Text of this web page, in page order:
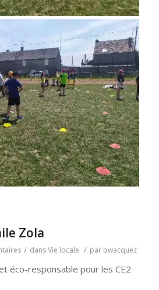
Zola
/ dansVie locale / par bwacquez
éco-responsable pour les CE2